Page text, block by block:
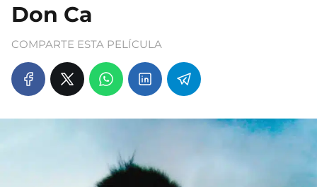
Don Ca
COMPARTE ESTA PELÍCULA